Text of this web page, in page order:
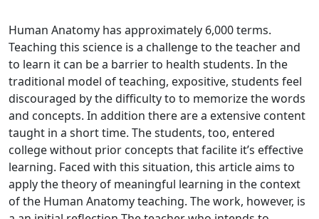
Human Anatomy has approximately 6,000 terms.
Teaching this science is a challenge to the teacher and
to learn it can be a barrier to health students. In the
traditional model of teaching, expositive, students feel
discouraged by the difficulty to to memorize the words
and concepts. In addition there are a extensive content
taught in a short time. The students, too, entered
college without prior concepts that facilite it’s effective
learning. Faced with this situation, this article aims to
apply the theory of meaningful learning in the context
of the Human Anatomy teaching. The work, however, is